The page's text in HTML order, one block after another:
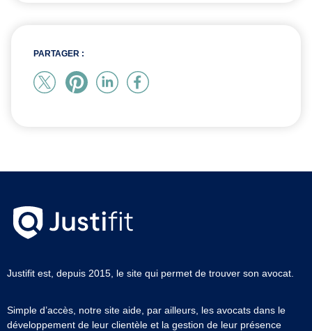
PARTAGER :
Justifit est, depuis 2015, le site qui permet de trouver son avocat.
Simple d’accès, notre site aide, par ailleurs, les avocats dans le
développement de leur clientèle et la gestion de leur présence